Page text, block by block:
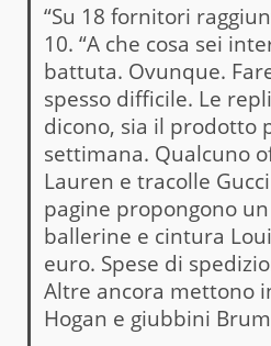
“Su 18 fornitori
10. “A che cosa sei
battuta. Ovunque.
spesso difficile. Le
dicono, sia il prodotto
settimana. Qualcuno
Lauren e tracolle
pagine propongono
ballerine e cintura
euro. Spese di
Altre ancora mettono
Hogan e giubbini